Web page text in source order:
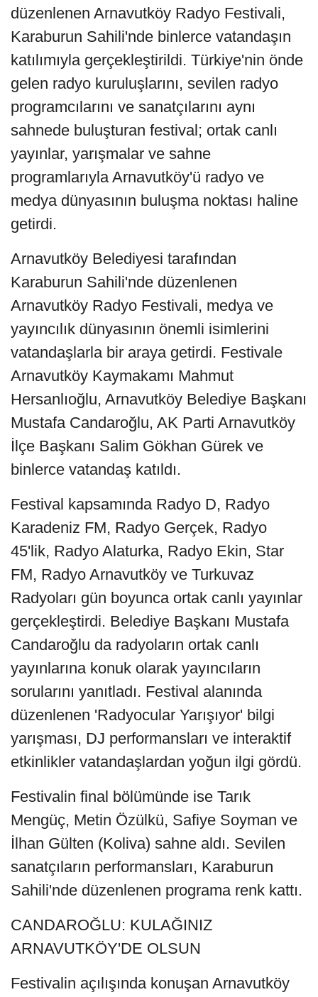
düzenlenen Arnavutköy Radyo Festivali,
Karaburun Sahili'nde binlerce vatandaşın
katılımıyla gerçekleştirildi. Türkiye'nin önde
gelen radyo kuruluşlarını, sevilen radyo
programcılarını ve sanatçılarını aynı
sahnede buluşturan festival; ortak canlı
yayınlar, yarışmalar ve sahne
programlarıyla Arnavutköy'ü radyo ve
medya dünyasının buluşma noktası haline
getirdi.
Arnavutköy Belediyesi tarafından
Karaburun Sahili'nde düzenlenen
Arnavutköy Radyo Festivali, medya ve
yayıncılık dünyasının önemli isimlerini
vatandaşlarla bir araya getirdi. Festivale
Arnavutköy Kaymakamı Mahmut
Hersanlıoğlu, Arnavutköy Belediye Başkanı
Mustafa Candaroğlu, AK Parti Arnavutköy
İlçe Başkanı Salim Gökhan Gürek ve
binlerce vatandaş katıldı.
Festival kapsamında Radyo D, Radyo
Karadeniz FM, Radyo Gerçek, Radyo
45'lik, Radyo Alaturka, Radyo Ekin, Star
FM, Radyo Arnavutköy ve Turkuvaz
Radyoları gün boyunca ortak canlı yayınlar
gerçekleştirdi. Belediye Başkanı Mustafa
Candaroğlu da radyoların ortak canlı
yayınlarına konuk olarak yayıncıların
sorularını yanıtladı. Festival alanında
düzenlenen 'Radyocular Yarışıyor' bilgi
yarışması, DJ performansları ve interaktif
etkinlikler vatandaşlardan yoğun ilgi gördü.
Festivalin final bölümünde ise Tarık
Mengüç, Metin Özülkü, Safiye Soyman ve
İlhan Gülten (Koliva) sahne aldı. Sevilen
sanatçıların performansları, Karaburun
Sahili'nde düzenlenen programa renk kattı.
CANDAROĞLU: KULAĞINIZ
ARNAVUTKÖY'DE OLSUN
Festivalin açılışında konuşan Arnavutköy